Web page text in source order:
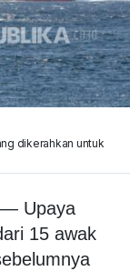
dikerahkan untuk
— Upaya
15 awak